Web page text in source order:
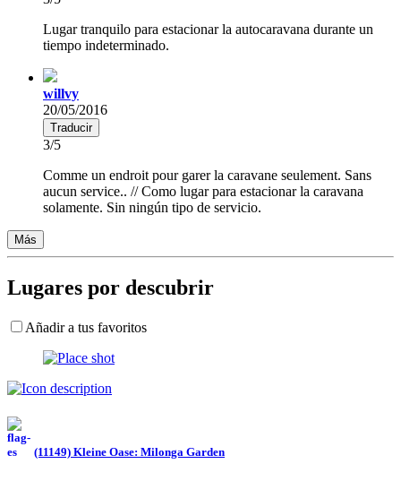
Lugar tranquilo para estacionar la autocaravana durante un
tiempo indeterminado.
willvy
20/05/2016
Traducir
3/5
Comme un endroit pour garer la caravane seulement. Sans
aucun service.. // Como lugar para estacionar la caravana
solamente. Sin ningún tipo de servicio.
Más
Lugares por descubrir
Añadir a tus favoritos
(11149) Kleine Oase: Milonga Garden